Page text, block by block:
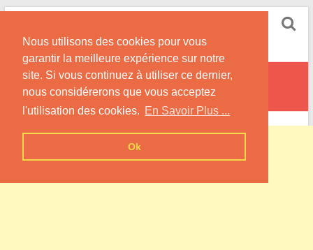
Nous utilisons des cookies pour vous
garantir la meilleure expérience sur notre
site. Si vous continuez à utiliser ce dernier,
nous considérerons que vous acceptez
l'utilisation des cookies. En Savoir Plus ...
Ok
Skip
content
Informations sur les Pompes à Chaleur
Villers-aux-Érables